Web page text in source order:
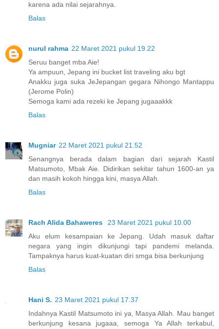
karena ada nilai sejarahnya.
Balas
nurul rahma 22 Maret 2021 pukul 19.22
Seruu banget mba Aie!
Ya ampuun, Jepang ini bucket list traveling aku bgt
Anakku juga suka JeJepangan gegara Nihongo Mantappu
(Jerome Polin)
Semoga kami ada rezeki ke Jepang jugaaakkk
Balas
Mugniar 22 Maret 2021 pukul 21.52
Senangnya berada dalam bagian dari sejarah Kastil
Matsumoto, Mbak Aie. Didirikan sekitar tahun 1600-an ya
dan masih kokoh hingga kini, masya Allah.
Balas
Rach Alida Bahaweres
23 Maret 2021 pukul 10.00
Aku elum kesampaian ke Jepang. Udah masuk daftar
negara yang ingin dikunjungi tapi pandemi melanda.
Tampaknya harus kuat-kuatan diri smga bisa berkunjung
Balas
Hani S. 23 Maret 2021 pukul 17.37
Indahnya Kastil Matsumoto ini ya, Masya Allah. Mau banget
berkunjung kesana jugaaa, semoga Ya Allah terkabul,